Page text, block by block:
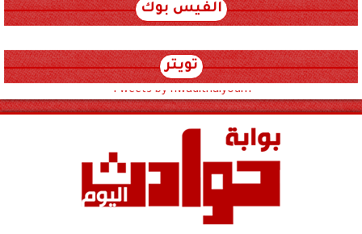
الفيس بوك
تويتر
Tweets by hwadithalyoum